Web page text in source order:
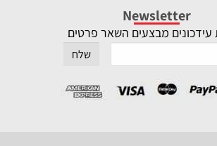
Newsletter
מבצעים השאר פרטים